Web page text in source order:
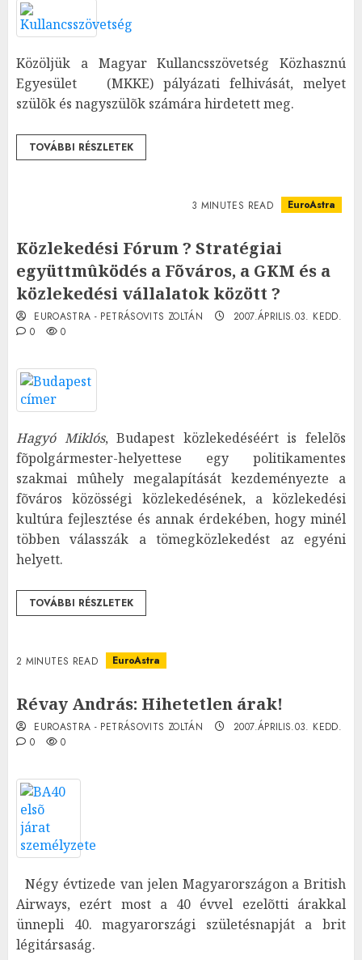
Közöljük a Magyar Kullancsszövetség Közhasznú
Egyesület (MKKE) pályázati felhivását, melyet
szülõk és nagyszülõk számára hirdetett meg.
TOVÁBBI RÉSZLETEK
3 MINUTES READ EuroAstra
Közlekedési Fórum ? Stratégiai
együttmûködés a Fõváros, a GKM és a
közlekedési vállalatok között ?
EUROASTRA - PETRÁSOVITS ZOLTÁN
2007.ÁPRILIS.03. KEDD.
0
0
Hagyó Miklós, Budapest közlekedéséért is felelõs
fõpolgármester-helyettese egy politikamentes
szakmai mûhely megalapítását kezdeményezte a
fõváros közösségi közlekedésének, a közlekedési
kultúra fejlesztése és annak érdekében, hogy minél
többen válasszák a tömegközlekedést az egyéni
helyett.
TOVÁBBI RÉSZLETEK
2 MINUTES READ EuroAstra
Révay András: Hihetetlen árak!
EUROASTRA - PETRÁSOVITS ZOLTÁN
2007.ÁPRILIS.03. KEDD.
0
0
Négy évtizede van jelen Magyarországon a British
Airways, ezért most a 40 évvel ezelõtti árakkal
ünnepli 40. magyarországi születésnapját a brit
légitársaság.